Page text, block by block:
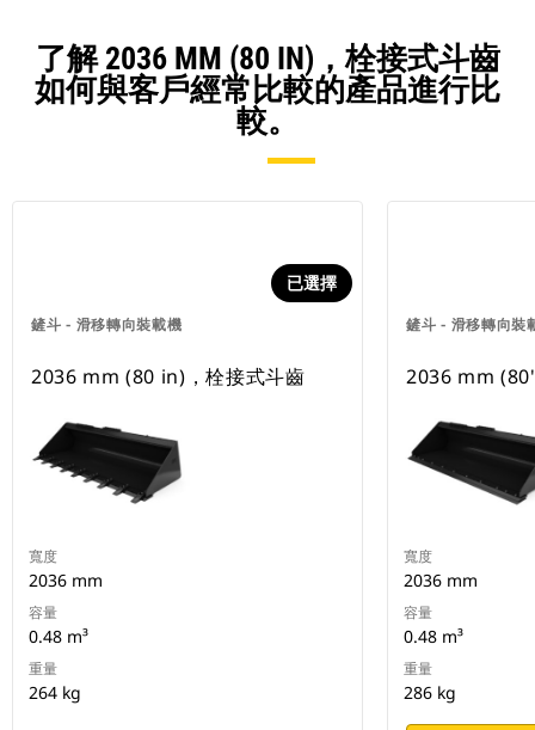
了解 2036 MM (80 IN)，栓接式斗齒
如何與客戶經常比較的產品進行比
較。
鏟斗 - 滑移轉向裝載機
已選擇
2036 mm (80 in)，栓接式斗齒
寬度
2036 mm
容量
0.48 m³
重量
264 kg
鏟斗 - 滑移轉向裝
2036 mm
寬度
2036 mm
容量
0.48 m³
重量
286 kg